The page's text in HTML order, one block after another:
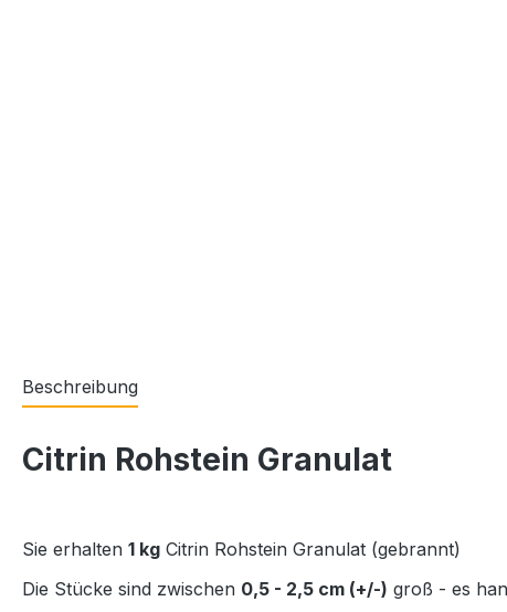
Beschreibung
Citrin Rohstein Granulat
Sie erhalten 1 kg Citrin Rohstein Granulat (gebrannt)
Die Stücke sind zwischen 0,5 - 2,5 cm (+/-) groß - es